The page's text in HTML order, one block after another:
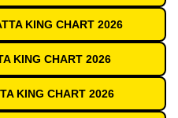
KING CHART 2026
KING CHART 2026
KING CHART 2026